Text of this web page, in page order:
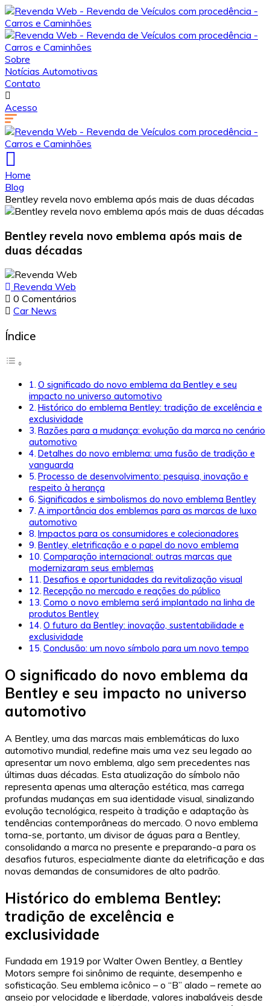
Sobre
Notícias Automotivas
Contato
Acesso
Home
Blog
Bentley revela novo emblema após mais de duas décadas
Bentley revela novo emblema após mais de
duas décadas
Revenda Web
0 Comentários
Car News
Índice
O significado do novo emblema da Bentley e seu
impacto no universo automotivo
Histórico do emblema Bentley: tradição de excelência e
exclusividade
Razões para a mudança: evolução da marca no cenário
automotivo
Detalhes do novo emblema: uma fusão de tradição e
vanguarda
Processo de desenvolvimento: pesquisa, inovação e
respeito à herança
Significados e simbolismos do novo emblema Bentley
A importância dos emblemas para as marcas de luxo
automotivo
Impactos para os consumidores e colecionadores
Bentley, eletrificação e o papel do novo emblema
Comparação internacional: outras marcas que
modernizaram seus emblemas
Desafios e oportunidades da revitalização visual
Recepção no mercado e reações do público
Como o novo emblema será implantado na linha de
produtos Bentley
O futuro da Bentley: inovação, sustentabilidade e
exclusividade
Conclusão: um novo símbolo para um novo tempo
O significado do novo emblema da
Bentley e seu impacto no universo
automotivo
A Bentley, uma das marcas mais emblemáticas do luxo
automotivo mundial, redefine mais uma vez seu legado ao
apresentar um novo emblema, algo sem precedentes nas
últimas duas décadas. Esta atualização do símbolo não
representa apenas uma alteração estética, mas carrega
profundas mudanças em sua identidade visual, sinalizando
evolução tecnológica, respeito à tradição e adaptação às
tendências contemporâneas do mercado. O novo emblema
torna-se, portanto, um divisor de águas para a Bentley,
consolidando a marca no presente e preparando-a para os
desafios futuros, especialmente diante da eletrificação e das
novas demandas de consumidores de alto padrão.
Histórico do emblema Bentley:
tradição de excelência e
exclusividade
Fundada em 1919 por Walter Owen Bentley, a Bentley
Motors sempre foi sinônimo de requinte, desempenho e
sofisticação. Seu emblema icônico – o “B” alado – remete ao
anseio por velocidade e liberdade, valores inabaláveis desde